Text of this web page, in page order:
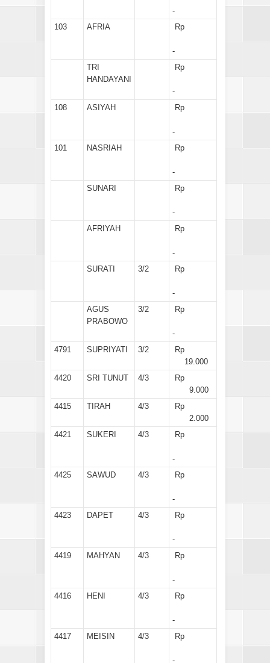
-
103
AFRIA Rp
-
TRI
HANDAYANI
Rp
-
108
ASIYAH Rp
-
101
NASRIAH Rp
-
SUNARI
Rp
-
AFRIYAH
Rp
-
SURATI
3/2 Rp
-
AGUS
PRABOWO
3/2 Rp
-
4791
SUPRIYATI 3/2
Rp
19.000
4420
SRI TUNUT 4/3
Rp
9.000
4415
TIRAH 4/3
Rp
2.000
4421
SUKERI 4/3 Rp
-
4425
SAWUD 4/3 Rp
-
4423
DAPET 4/3 Rp
-
4419
MAHYAN 4/3 Rp
-
4416
HENI 4/3 Rp
-
4417
MEISIN 4/3 Rp
-